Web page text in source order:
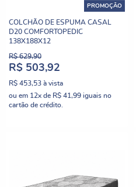
PROMOÇÃO
COLCHÃO DE ESPUMA CASAL
D20 COMFORTOPEDIC
138X188X12
R$ 629,90
R$ 503,92
R$ 453,53 à vista
ou em 12x de R$ 41,99 iguais no
cartão de crédito.